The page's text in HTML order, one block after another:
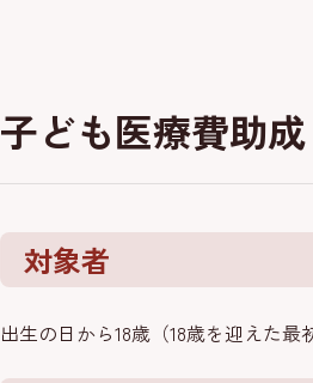
子ども医療費助成
対象者
出生の日から18歳（18歳を迎えた最